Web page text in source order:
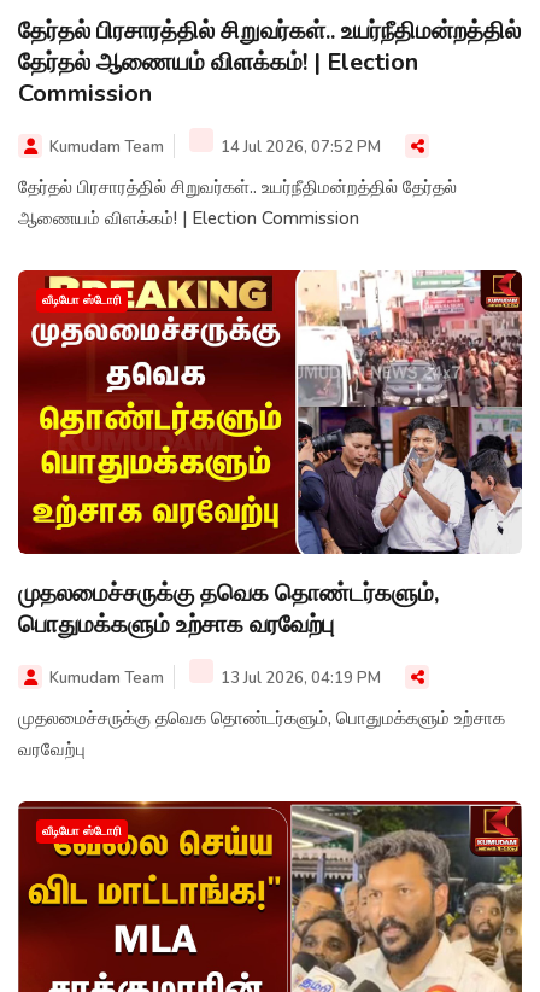
தேர்தல் பிரசாரத்தில் சிறுவர்கள்.. உயர்நீதிமன்றத்தில்
தேர்தல் ஆணையம் விளக்கம்! | Election
Commission
Kumudam Team 14 Jul 2026, 07:52 PM
தேர்தல் பிரசாரத்தில் சிறுவர்கள்.. உயர்நீதிமன்றத்தில் தேர்தல்
ஆணையம் விளக்கம்! | Election Commission
வீடியோ ஸ்டோரி
முதலமைச்சருக்கு தவெக தொண்டர்களும்,
பொதுமக்களும் உற்சாக வரவேற்பு
Kumudam Team 13 Jul 2026, 04:19 PM
முதலமைச்சருக்கு தவெக தொண்டர்களும், பொதுமக்களும் உற்சாக
வரவேற்பு
வீடியோ ஸ்டோரி